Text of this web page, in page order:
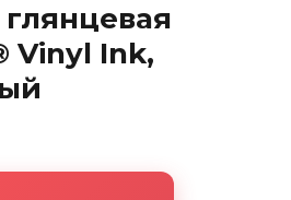
Vinyl Ink,